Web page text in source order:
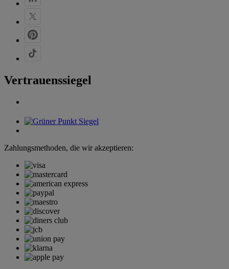
Vertrauenssiegel
Zahlungsmethoden, die wir akzeptieren: